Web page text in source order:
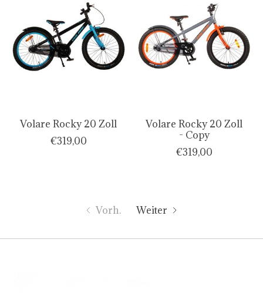
Volare Rocky 20 Zoll
€319,00
Volare Rocky 20 Zoll
- Copy
€319,00
Vorh. Weiter